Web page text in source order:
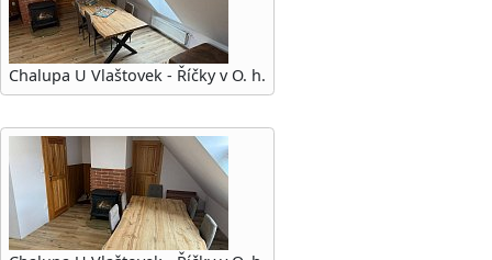
Chalupa U Vlaštovek - Říčky v O. h.